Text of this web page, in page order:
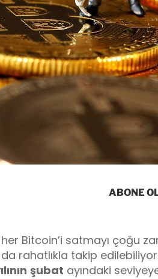
ABONE
Bitcoin’i satmayı çoğu
rahatlıkla takip
şubat ayındaki